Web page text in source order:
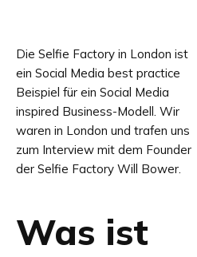
Die Selfie Factory in London ist
ein Social Media best practice
Beispiel für ein Social Media
inspired Business-Modell. Wir
waren in London und trafen uns
zum Interview mit dem Founder
der Selfie Factory Will Bower.
Was ist